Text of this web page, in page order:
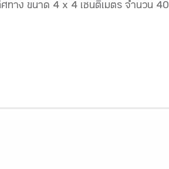
ศทาง ขนาด 4 x 4 เซนติเมตร จำนวน 40